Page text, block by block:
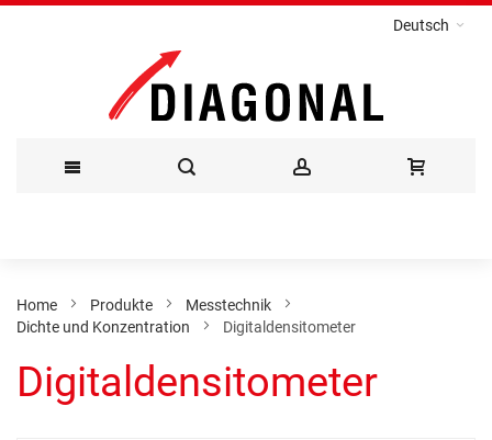
Deutsch
Inhalt
Home Produkte
Messtechnik
Dichte und Konzentration
Digitaldensitometer
Digitaldensitometer